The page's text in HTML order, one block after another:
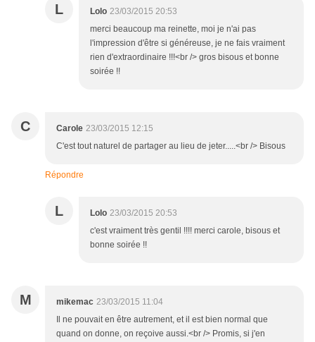
L Lolo 23/03/2015 20:53
merci beaucoup ma reinette, moi je n'ai pas
l'impression d'être si généreuse, je ne fais vraiment
rien d'extraordinaire !!!<br /> gros bisous et bonne
soirée !!
C Carole 23/03/2015 12:15
C'est tout naturel de partager au lieu de jeter.....<br /> Bisous
Répondre
L Lolo 23/03/2015 20:53
c'est vraiment très gentil !!!! merci carole, bisous et
bonne soirée !!
M mikemac 23/03/2015 11:04
Il ne pouvait en être autrement, et il est bien normal que
quand on donne, on reçoive aussi.<br /> Promis, si j'en